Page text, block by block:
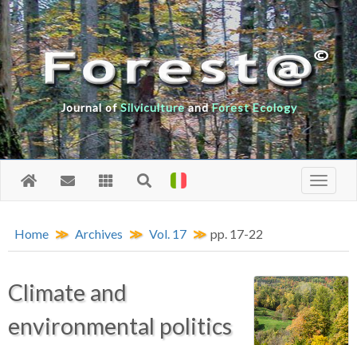
Journal ofSilvicultureandForest Ecology
Home Archives Vol. 17 pp. 17-22
Climate and
environmental politics